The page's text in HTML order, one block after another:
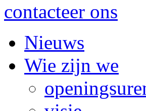
contacteer ons
Nieuws
Wie zijn we